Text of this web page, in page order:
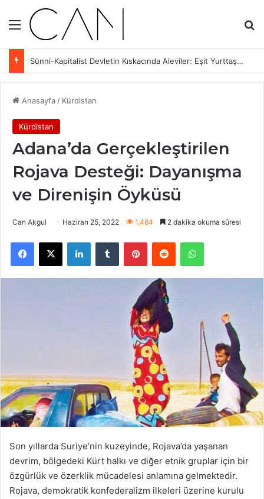
Menü
Sünni-Kapitalist Devletin Kıskacında Aleviler: Eşit Yurttaşlık ve Sınıf Mücadelesi
Anasayfa/ Kürdistan
Kürdistan
Adana’da Gerçekleştirilen
Rojava Desteği: Dayanışma
ve Direnişin Öyküsü
Can Akgul Haziran 25, 2022 1.484 2 dakika okuma süresi
Facebook
X LinkedInTumblr PinterestReddit WhatsApp
Son yıllarda Suriye’nin kuzeyinde, Rojava’da yaşanan
devrim, bölgedeki Kürt halkı ve diğer etnik gruplar için bir
özgürlük ve özerklik mücadelesi anlamına gelmektedir.
Rojava, demokratik konfederalizm ilkeleri üzerine kurulu